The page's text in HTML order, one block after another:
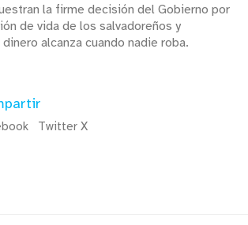
la firme decisión del Gobierno por
de vida de los salvadoreños y
alcanza cuando nadie roba.
Twitter X